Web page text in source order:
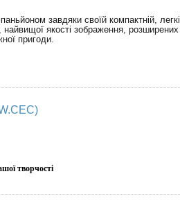
завдяки своїй компактній,
якості зображення,
пригоди.
творчості